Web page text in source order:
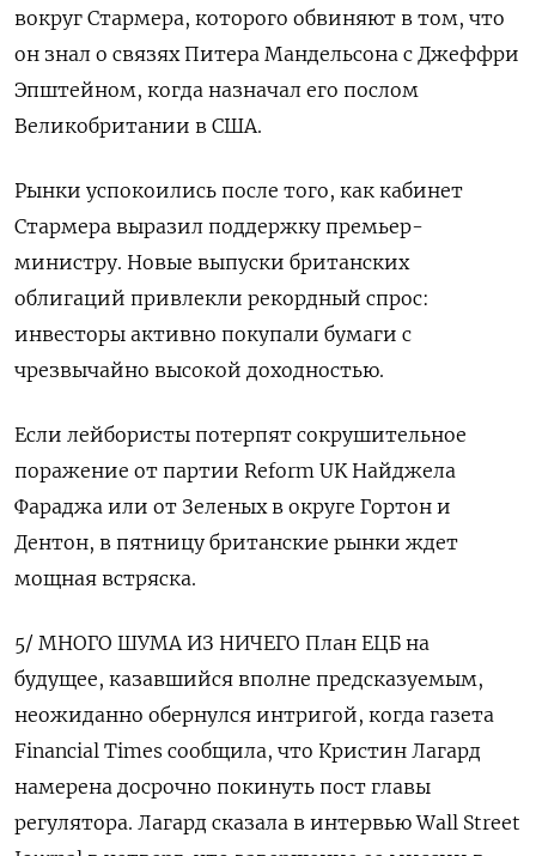
вокруг Стармера, которого обвиняют в том, что
он знал о связях Питера Мандельсона с Джеффри
Эпштейном, когда назначал его послом
Великобритании в США.
Рынки успокоились после того, как кабинет
Стармера выразил поддержку премьер-
министру. Новые выпуски британских
облигаций привлекли рекордный спрос:
инвесторы активно покупали бумаги с
чрезвычайно высокой доходностью.
Если лейбористы потерпят сокрушительное
поражение от партии Reform UK Найджела
Фараджа или от Зеленых в округе Гортон и
Дентон, в пятницу британские рынки ждет
мощная ​встряска.
5/ МНОГО ШУМА ИЗ НИЧЕГО План ЕЦБ на
будущее, казавшийся ⁠вполне предсказуемым,
неожиданно обернулся интригой, когда газета
Financial Times сообщила, что Кристин Лагард
намерена досрочно покинуть пост главы
регулятора. Лагард сказала в интервью Wall Street